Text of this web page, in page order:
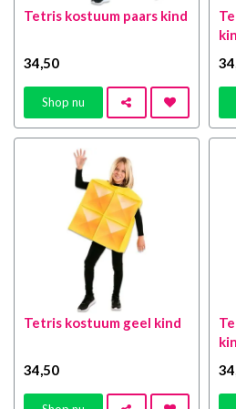
Tetris kostuum paars kind
34 ,50
Shop nu
34
Tetris kostuum geel kind
34 ,50
34